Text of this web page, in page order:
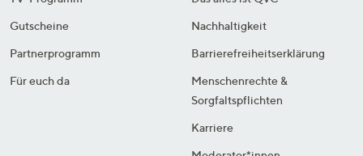
Gutscheine
Partnerprogramm
Für euch da
Nachhaltigkeit
Barrierefreiheitserklärung
Menschenrechte &
Sorgfaltspflichten
Karriere